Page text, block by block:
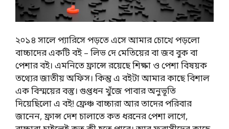
২০১৪ সালে প্যারিসে পড়তে এসে আমার চোখে পড়লো
বাচ্চাদের একটি বই – লিভ দে মেতিয়ের বা জব বুক বা
পেশার বই। এমনিতে ফ্রান্সে রয়েছে শিক্ষা ও পেশা বিষয়ক
তথ্যের জাতীয় অফিস। কিন্তু এ বইটা আমার কাছে বিশাল
এক বিস্ময়ের বস্তু। গুপ্তধন খুঁজে পাবার অনুভূতি
দিয়েছিলো এ বই! ফ্রেঞ্চ বাচ্চারা আর তাদের পরিবার
জানেন, ফ্রান্স দেশ চালাতে কত ধরনের পেশা লাগে,